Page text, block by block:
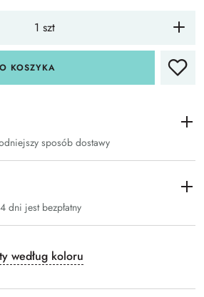
KOSZYKA
sposób dostawy
dni jest bezpłatny
według koloru